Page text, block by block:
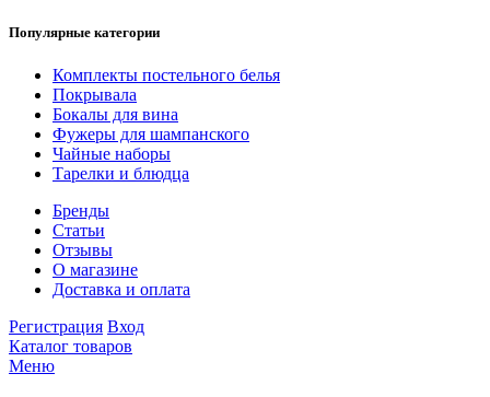
Популярные категории
Комплекты постельного белья
Покрывала
Бокалы для вина
Фужеры для шампанского
Чайные наборы
Тарелки и блюдца
Бренды
Статьи
Отзывы
О магазине
Доставка и оплата
Регистрация Вход
Каталог товаров
Меню